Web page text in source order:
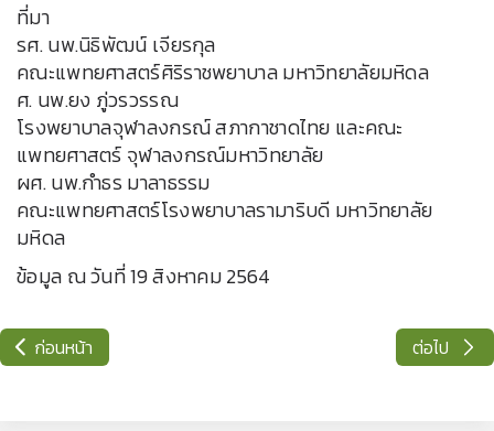
ที่มา
รศ. นพ.นิธิพัฒน์ เจียรกุล
คณะแพทยศาสตร์ศิริราชพยาบาล มหาวิทยาลัยมหิดล
ศ. นพ.ยง ภู่วรวรรณ
โรงพยาบาลจุฬาลงกรณ์ สภากาชาดไทย และคณะ
แพทยศาสตร์ จุฬาลงกรณ์มหาวิทยาลัย
ผศ. นพ.กำธร มาลาธรรม
คณะแพทยศาสตร์โรงพยาบาลรามาริบดี มหาวิทยาลัย
มหิดล
ข้อมูล ณ วันที่ 19 สิงหาคม 2564
ก่อนหน้า ต่อไป